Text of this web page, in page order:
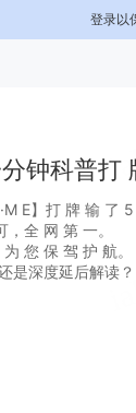
登录以
钟科普打
E】打 牌 输 了
全 网 第 一。
您 保 驾 护 航。
是深度延后解读？